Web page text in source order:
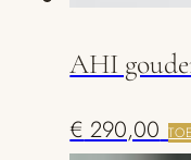
AHI
€ 290,00